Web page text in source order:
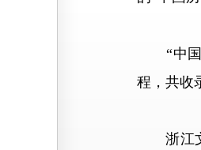
“中国
程，共收
浙江文